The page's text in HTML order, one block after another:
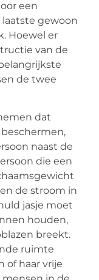
een
gewoon
Hoewel er
van de
de twee
dat
naast de
die een
de stroom in
jasje moet
houden,
breekt.
ruimte
of haar vrije